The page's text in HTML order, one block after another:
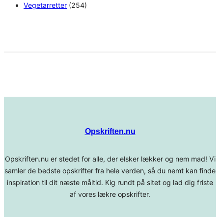
Vegetarretter (254)
Opskriften.nu
Opskriften.nu er stedet for alle, der elsker lækker og nem mad! Vi
samler de bedste opskrifter fra hele verden, så du nemt kan finde
inspiration til dit næste måltid. Kig rundt på sitet og lad dig friste
af vores lækre opskrifter.